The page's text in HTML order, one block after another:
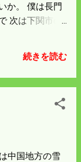
か。 僕は長門
次は下関市の
ん。 まさか遡
のでもなかろ
てみることに
続きを読む
中国地方の雪